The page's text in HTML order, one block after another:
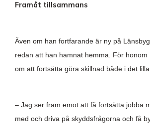
Framåt tillsammans
Även om han fortfarande är ny på
redan att han hamnat hemma. För honom
om att fortsätta göra skillnad både i det
– Jag ser fram emot att få fortsätta jobba
med och driva på skyddsfrågorna och få